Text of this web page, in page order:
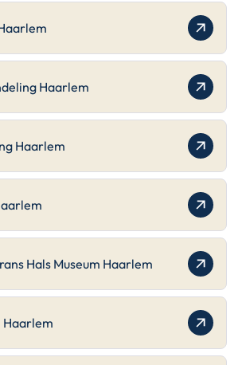
Haarlem
Haarlem
Hals Museum Haarlem
Haarlem